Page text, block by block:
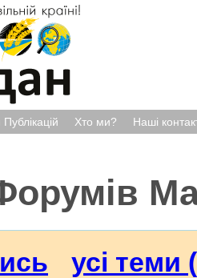
Публікацій Хто ми? Наші
усі теми